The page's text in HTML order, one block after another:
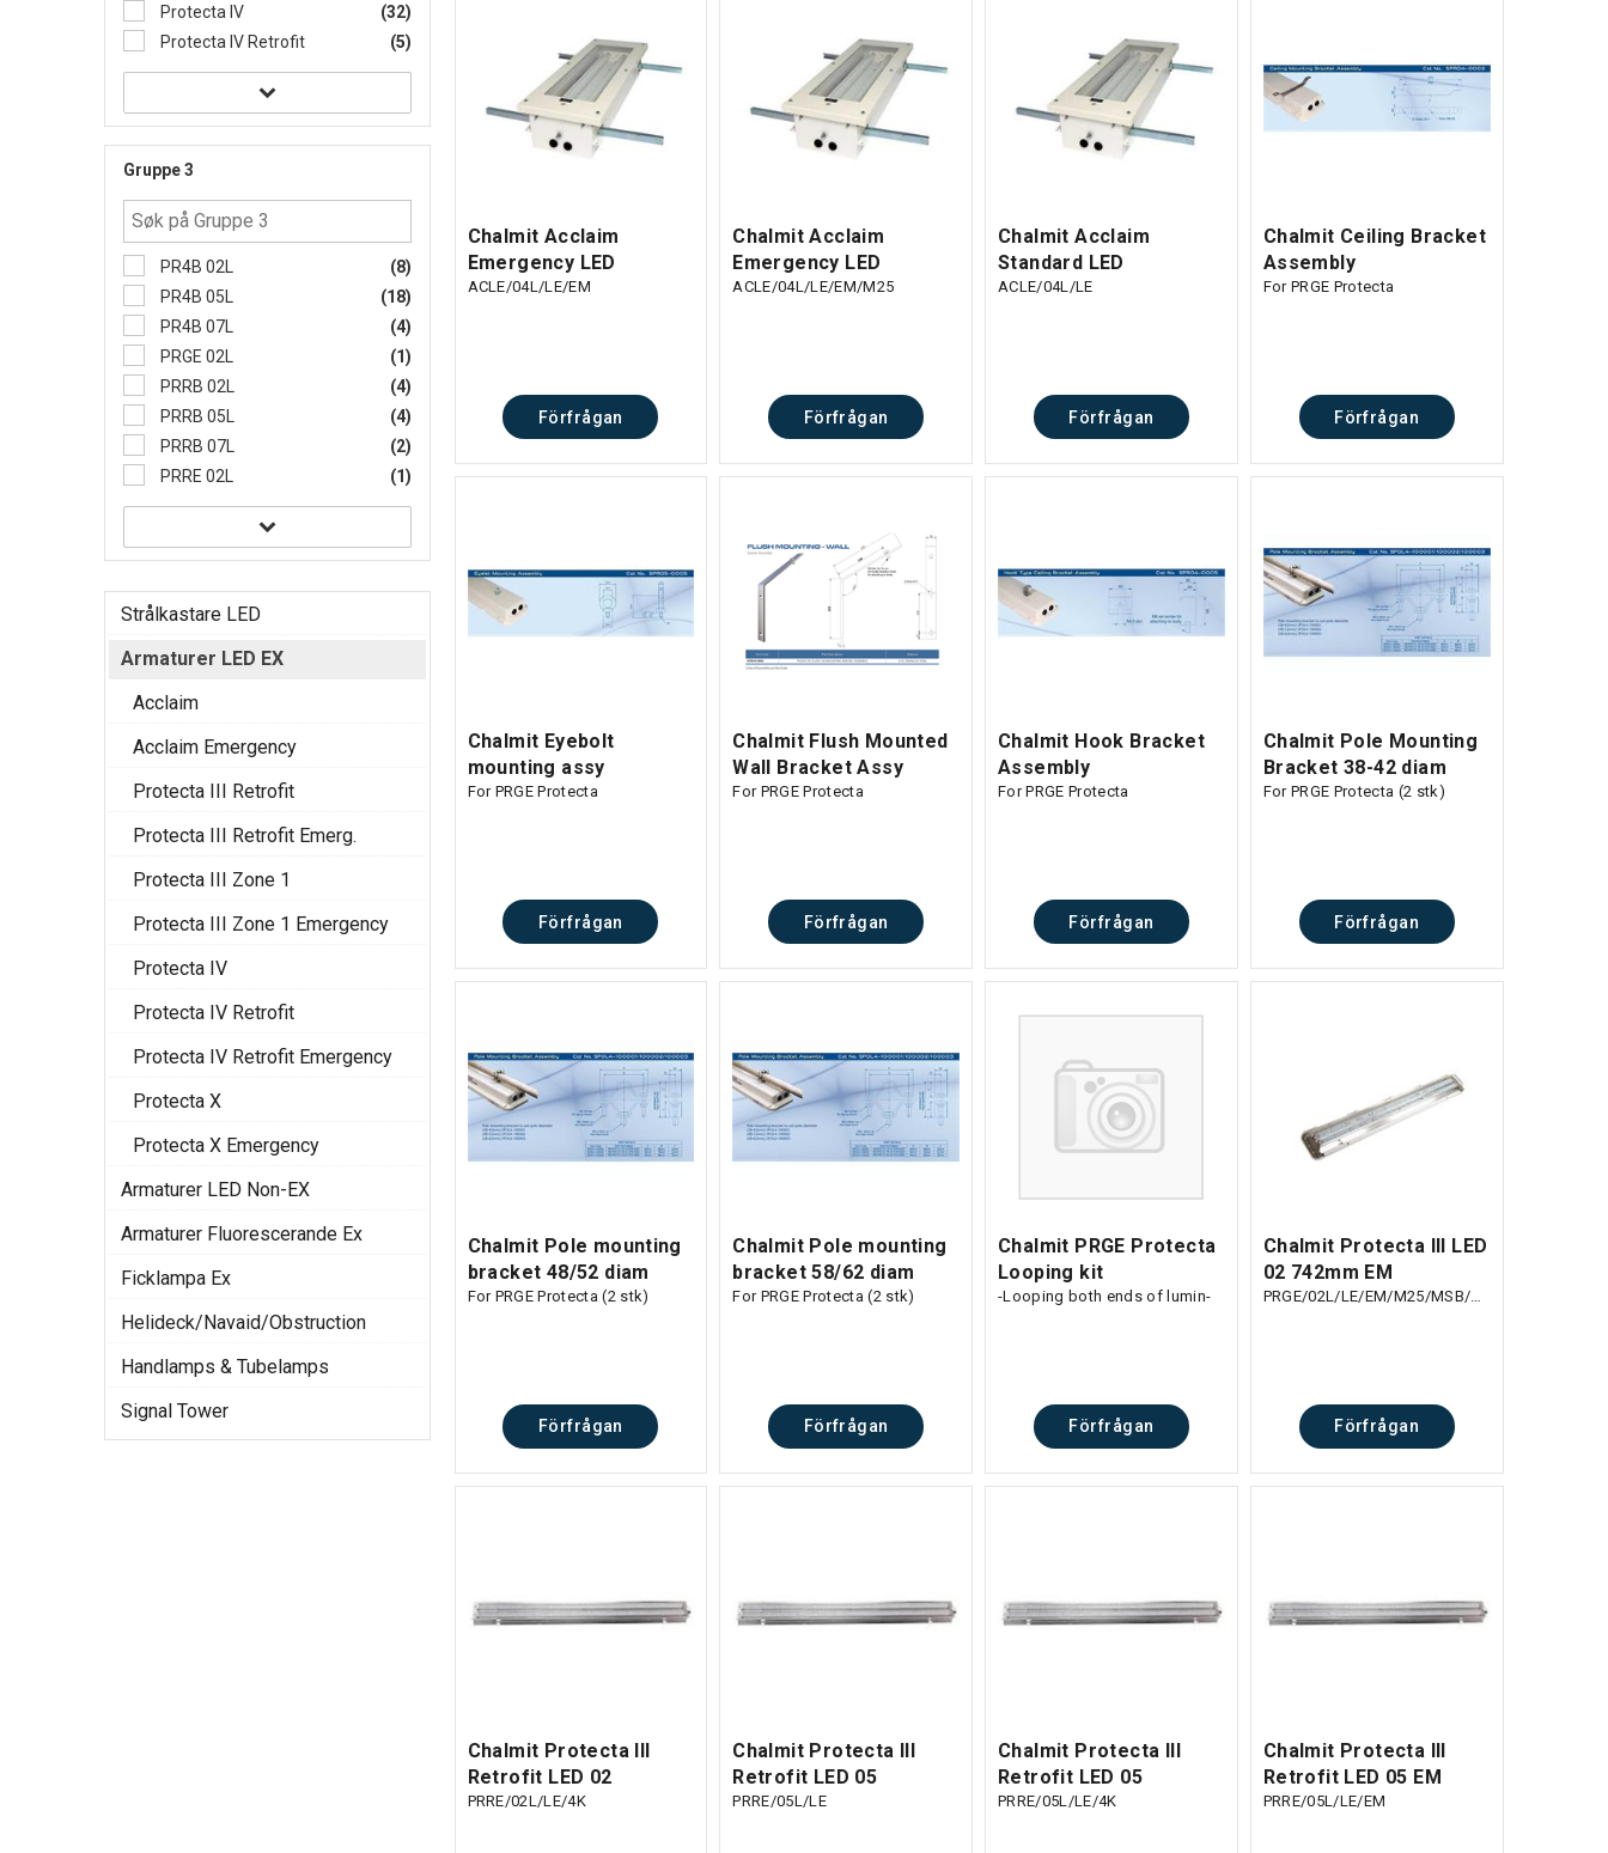
Protecta IV
(32)
Protecta IV Retrofit
(5)
Gruppe 3
PR4B 02L
(8)
PR4B 05L
(18)
PR4B 07L
(4)
PRGE 02L
(1)
PRRB 02L
(4)
PRRB 05L
(4)
PRRB 07L
(2)
PRRE 02L
(1)
Strålkastare LED
Armaturer LED EX
Acclaim
Acclaim Emergency
Protecta III Retrofit
Protecta III Retrofit Emerg.
Protecta III Zone 1
Protecta III Zone 1 Emergency
Protecta IV
Protecta IV Retrofit
Protecta IV Retrofit Emergency
Protecta X
Protecta X Emergency
Armaturer LED Non-EX
Armaturer Fluorescerande Ex
Ficklampa Ex
Helideck/Navaid/Obstruction
Handlamps & Tubelamps
Signal Tower
Chalmit Acclaim
Emergency LED
ACLE/04L/LE/EM
Förfrågan
Chalmit Acclaim
Emergency LED
ACLE/04L/LE/EM/M25
Förfrågan
Chalmit Acclaim
Standard LED
ACLE/04L/LE
Förfrågan
Chalmit Ceiling Bracket
Assembly
For PRGE Protecta
Förfrågan
Chalmit Eyebolt
mounting assy
For PRGE Protecta
Förfrågan
Chalmit Flush Mounted
Wall Bracket Assy
For PRGE Protecta
Förfrågan
Chalmit Hook Bracket
Assembly
For PRGE Protecta
Förfrågan
Chalmit Pole Mounting
Bracket 38-42 diam
For PRGE Protecta (2 stk)
Förfrågan
Chalmit Pole mounting
bracket 48/52 diam
For PRGE Protecta (2 stk)
Förfrågan
Chalmit Pole mounting
bracket 58/62 diam
For PRGE Protecta (2 stk)
Förfrågan
Chalmit PRGE Protecta
Looping kit
-Looping both ends of lumin-
Förfrågan
Chalmit Protecta III LED
02 742mm EM
Förfrågan
Chalmit Protecta III
Retrofit LED 02
PRRE/02L/LE/4K
Chalmit Protecta III
Retrofit LED 05
PRRE/05L/LE
Chalmit Protecta III
Retrofit LED 05
PRRE/05L/LE/4K
Chalmit Protecta III
Retrofit LED 05 EM
PRRE/05L/LE/EM